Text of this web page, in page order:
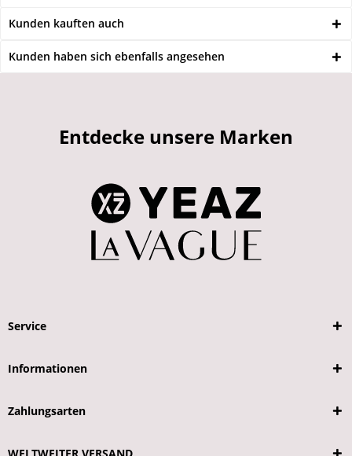
Kunden kauften auch
Kunden haben sich ebenfalls angesehen
Entdecke unsere Marken
Service
Informationen
Zahlungsarten